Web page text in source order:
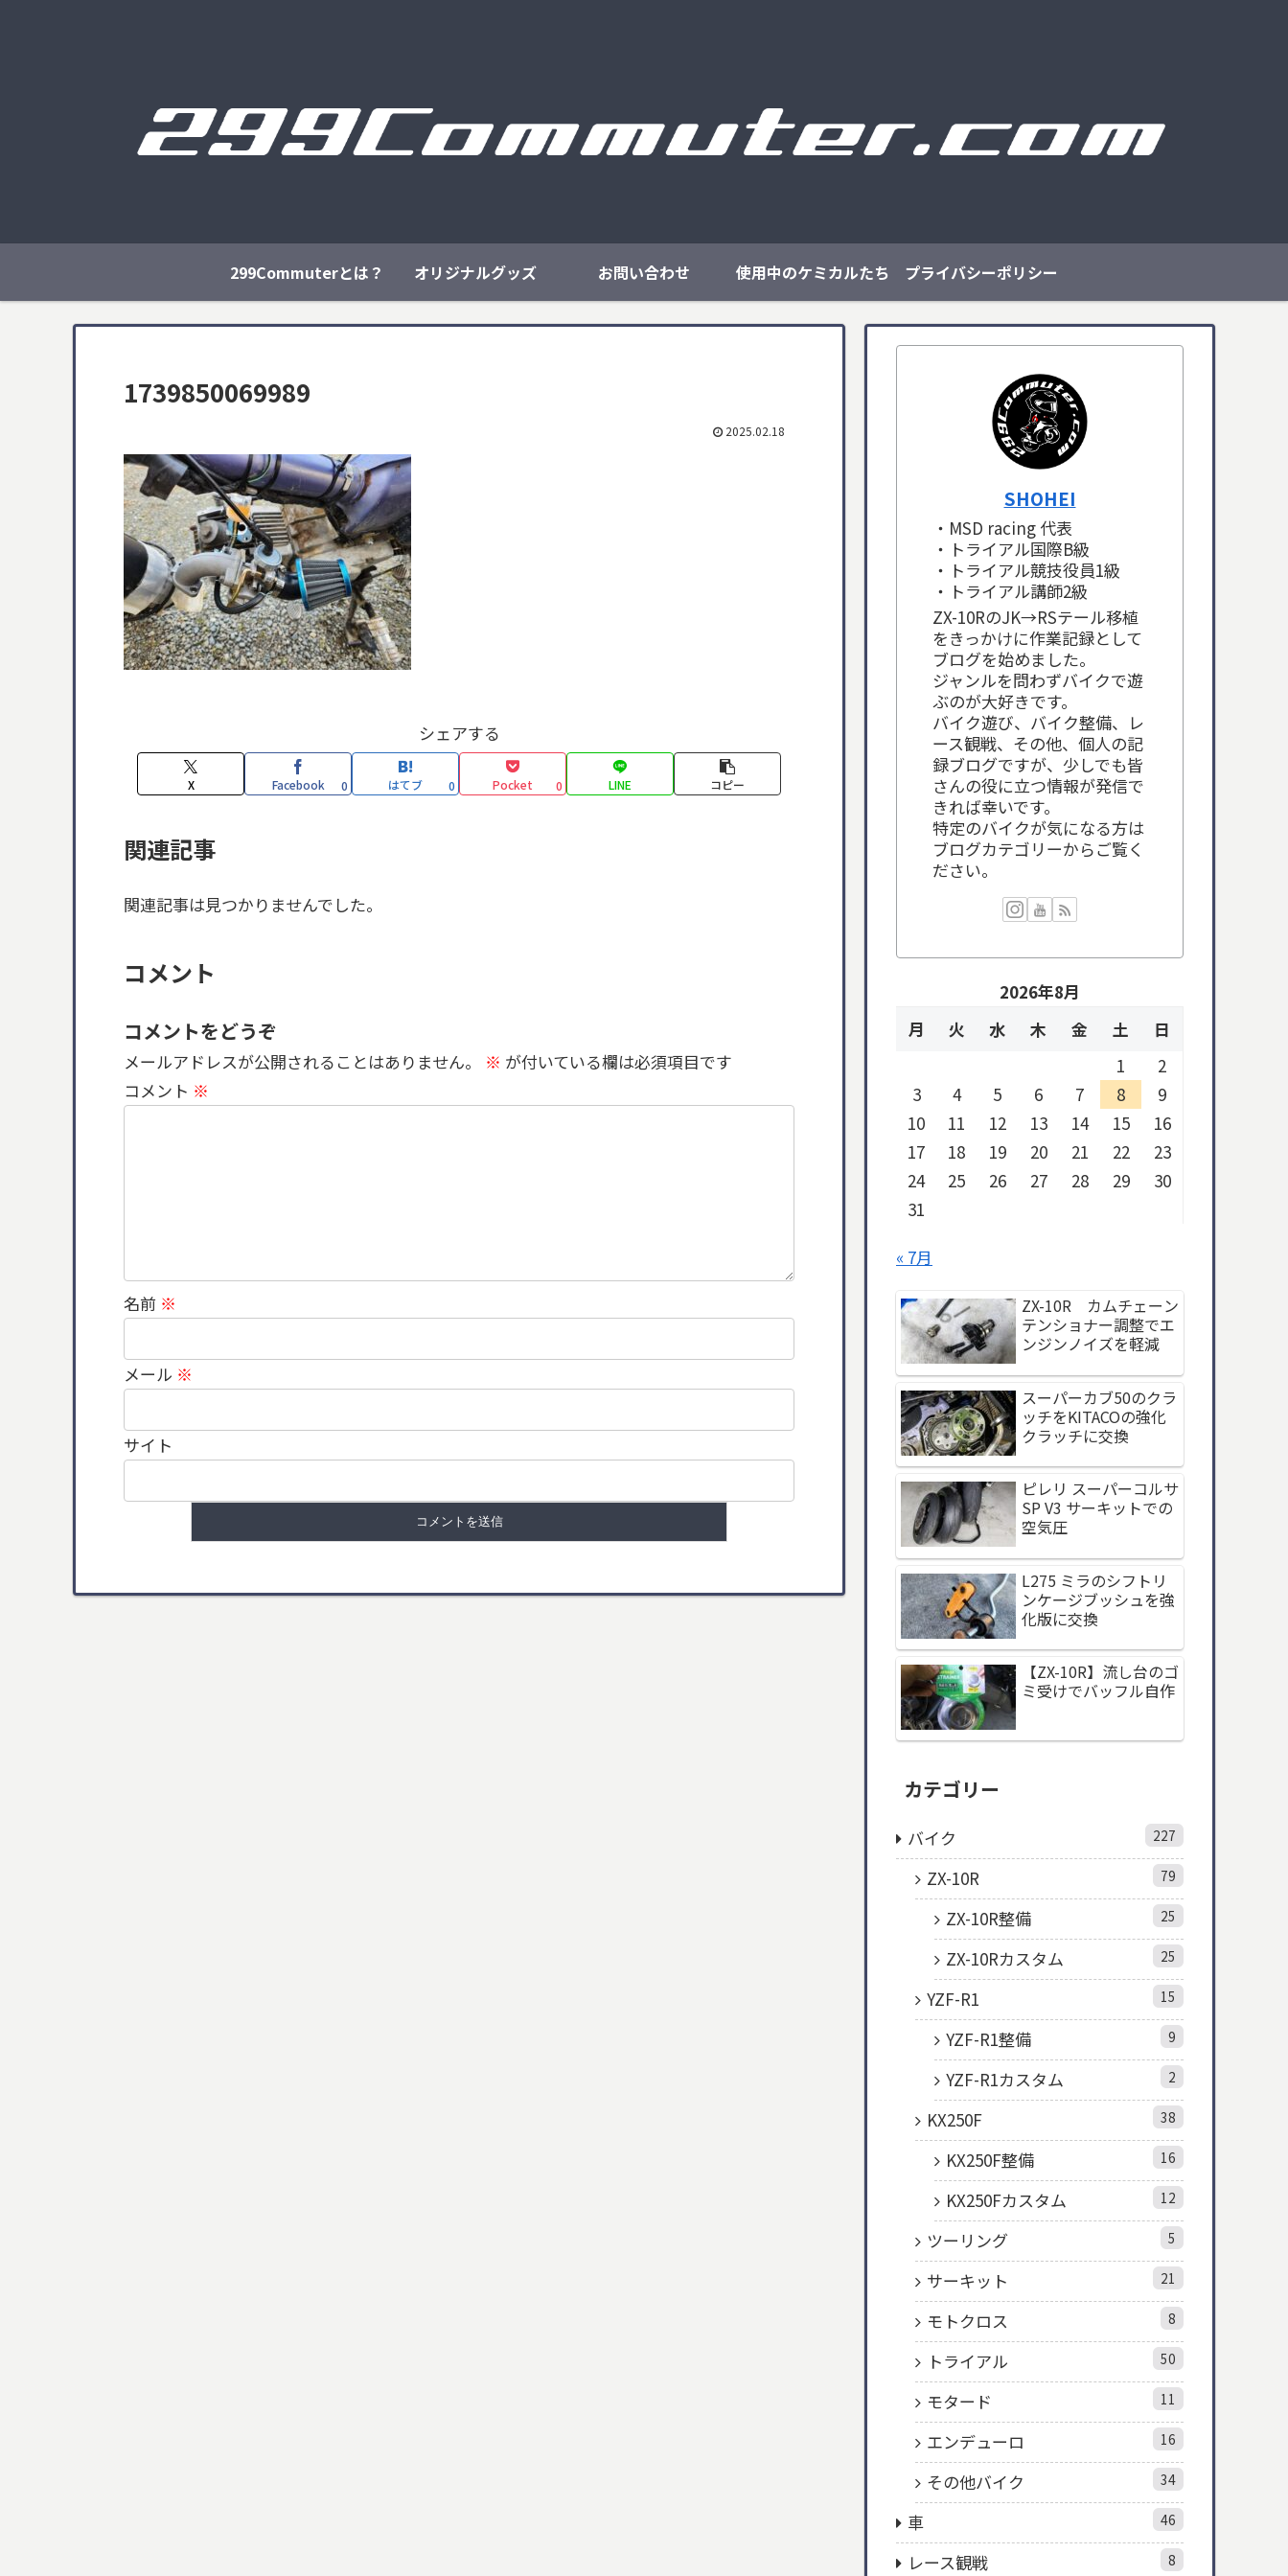
299Commuterとは？ オリジナルグッズ お問い合わせ 使用中のケミカルたち プライバシーポリシー
1739850069989
2025.02.18
シェアする
X Facebook 0 はてブ 0 Pocket 0 LINE コピー
関連記事
関連記事は見つかりませんでした。
コメント
コメントをどうぞ
メールアドレスが公開されることはありません。 ※ が付いている欄は必須項目です
コメント ※
名前 ※
メール ※
サイト
SHOHEI
・MSD racing 代表
・トライアル国際B級
・トライアル競技役員1級
・トライアル講師2級
ZX-10RのJK→RSテール移植
をきっかけに作業記録として
ブログを始めました。
ジャンルを問わずバイクで遊
ぶのが大好きです。
バイク遊び、バイク整備、レ
ース観戦、その他、個人の記
録ブログですが、少しでも皆
さんの役に立つ情報が発信で
きれば幸いです。
特定のバイクが気になる方は
ブログカテゴリーからご覧く
ださい。
2026年8月
月
火 水 木 金 土
日
1
2
3
4 5 6 7 8
9
10
11 12 13 14 15
16
17
18 19 20 21 22
23
24
25 26 27 28 29
30
31
« 7月
ZX-10R カムチェーン
テンショナー調整でエ
ンジンノイズを軽減
スーパーカブ50のクラ
ッチをKITACOの強化
クラッチに交換
ピレリ スーパーコルサ
SP V3 サーキットでの
空気圧
L275 ミラのシフトリ
ンケージブッシュを強
化版に交換
【ZX-10R】流し台のゴ
ミ受けでバッフル自作
カテゴリー
バイク 227
ZX-10R 79
ZX-10R整備 25
ZX-10Rカスタム 25
YZF-R1 15
YZF-R1整備 9
YZF-R1カスタム 2
KX250F 38
KX250F整備 16
KX250Fカスタム 12
ツーリング 5
サーキット 21
モトクロス 8
トライアル 50
モタード 11
エンデューロ 16
その他バイク 34
車 46
レース観戦 8